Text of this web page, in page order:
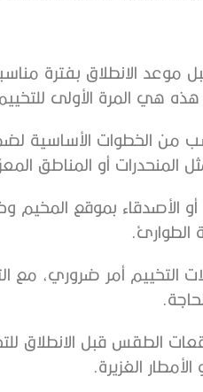
موعد الانطلاق بفترة
هي المرة الأولى للتخييم.
من الخطوات الأساسية
أو المناطق
أو الأصدقاء بموقع المخيم
التخييم أمر ضروري،
الطقس قبل الانطلاق
الغزيرة.